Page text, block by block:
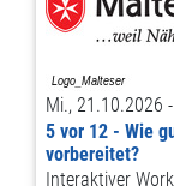
Mi., 21.10.2026
5 vor 12 - Wie
vorbereitet?
Interaktiver